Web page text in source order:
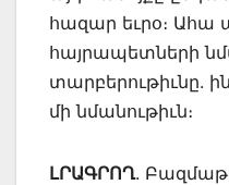
հազար եւրօ։ Ահա
հայրապետների
տարբերութիւնը.
մի նմանութիւն։
ԼՐԱԳՐՈՂ.